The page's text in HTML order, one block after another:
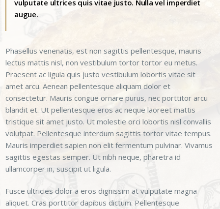
vulputate ultrices quis vitae justo. Nulla vel imperdiet
augue.
Phasellus venenatis, est non sagittis pellentesque, mauris
lectus mattis nisl, non vestibulum tortor tortor eu metus.
Praesent ac ligula quis justo vestibulum lobortis vitae sit
amet arcu. Aenean pellentesque aliquam dolor et
consectetur. Mauris congue ornare purus, nec porttitor arcu
blandit et. Ut pellentesque eros ac neque laoreet mattis
tristique sit amet justo. Ut molestie orci lobortis nisl convallis
volutpat. Pellentesque interdum sagittis tortor vitae tempus.
Mauris imperdiet sapien non elit fermentum pulvinar. Vivamus
sagittis egestas semper. Ut nibh neque, pharetra id
ullamcorper in, suscipit ut ligula.
Fusce ultricies dolor a eros dignissim at vulputate magna
aliquet. Cras porttitor dapibus dictum. Pellentesque